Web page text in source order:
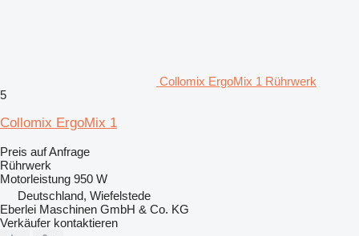
Collomix ErgoMix 1 Rührwerk
5
Collomix ErgoMix 1
Preis auf Anfrage
Rührwerk
Motorleistung 950 W
Deutschland, Wiefelstede
Eberlei Maschinen GmbH & Co. KG
Verkäufer kontaktieren